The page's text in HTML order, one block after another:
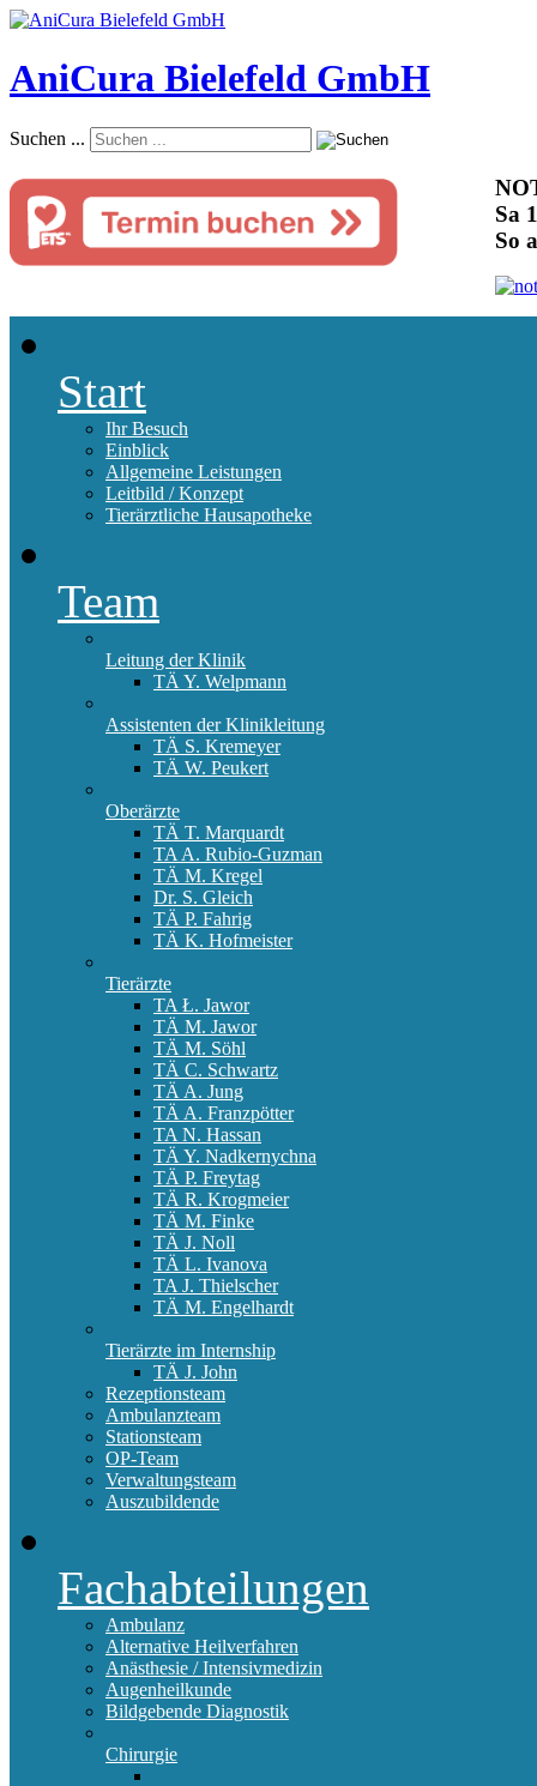
AniCura Bielefeld GmbH
Suchen ...
Sa
So
Start
Ihr Besuch
Einblick
Allgemeine Leistungen
Leitbild / Konzept
Tierärztliche Hausapotheke
Team
Leitung der Klinik
TÄ Y. Welpmann
Assistenten der Klinikleitung
TÄ S. Kremeyer
TÄ W. Peukert
Oberärzte
TÄ T. Marquardt
TA A. Rubio-Guzman
TÄ M. Kregel
Dr. S. Gleich
TÄ P. Fahrig
TÄ K. Hofmeister
Tierärzte
TA Ł. Jawor
TÄ M. Jawor
TÄ M. Söhl
TÄ C. Schwartz
TÄ A. Jung
TÄ A. Franzpötter
TA N. Hassan
TÄ Y. Nadkernychna
TÄ P. Freytag
TÄ R. Krogmeier
TÄ M. Finke
TÄ J. Noll
TÄ L. Ivanova
TA J. Thielscher
TÄ M. Engelhardt
Tierärzte im Internship
TÄ J. John
Rezeptionsteam
Ambulanzteam
Stationsteam
OP-Team
Verwaltungsteam
Auszubildende
Fachabteilungen
Ambulanz
Alternative Heilverfahren
Anästhesie / Intensivmedizin
Augenheilkunde
Bildgebende Diagnostik
Chirurgie